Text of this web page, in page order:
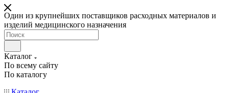
Один из крупнейших поставщиков расходных материалов и
изделий медицинского назначения
Каталог
По всему сайту
По каталогу